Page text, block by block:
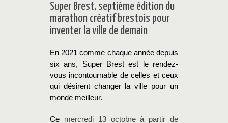
Super Brest, septième édition du
marathon créatif brestois pour
inventer la ville de demain
En 2021 comme chaque année depuis
six ans, Super Brest est le rendez-
vous incontournable de celles et ceux
qui désirent changer la ville pour un
monde meilleur.
Ce mercredi 13 octobre à partir de